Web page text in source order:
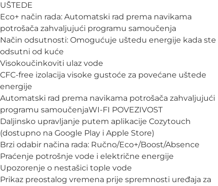
UŠTEDE
Eco+ način rada: Automatski rad prema navikama
potrošača zahvaljujući programu samoučenja
Način odsutnosti: Omogućuje uštedu energije kada ste
odsutni od kuće
Visokoučinkoviti ulaz vode
CFC-free izolacija visoke gustoće za povećane uštede
energije
Automatski rad prema navikama potrošača zahvaljujući
programu samoučenjaWI-FI POVEZIVOST
Daljinsko upravljanje putem aplikacije Cozytouch
(dostupno na Google Play i Apple Store)
Brzi odabir načina rada: Ručno/Eco+/Boost/Absence
Praćenje potrošnje vode i električne energije
Upozorenje o nestašici tople vode
Prikaz preostalog vremena prije spremnosti uređaja za